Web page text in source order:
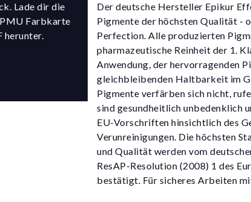
Lade dir die
Farbkarte
herunter.
Der deutsche Hersteller Epikur
Pigmente der höchsten Qualität -
Perfection. Alle produzierten
pharmazeutische Reinheit der 1.
Anwendung, der hervorragenden
gleichbleibenden Haltbarkeit im
Pigmente verfärben sich nicht,
sind gesundheitlich unbedenklich
EU-Vorschriften hinsichtlich des
Verunreinigungen. Die höchsten
und Qualität werden vom
ResAP-Resolution (2008) 1 des
bestätigt. Für sicheres Arbeiten